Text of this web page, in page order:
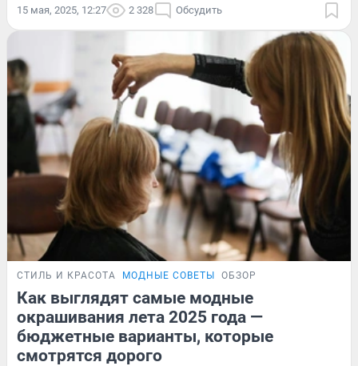
15 мая, 2025, 12:27 2 328 Обсудить
СТИЛЬ И КРАСОТА МОДНЫЕ СОВЕТЫ ОБЗОР
Как выглядят самые модные
окрашивания лета 2025 года —
бюджетные варианты, которые
смотрятся дорого